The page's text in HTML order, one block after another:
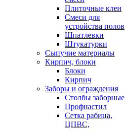
Плиточные клеи
Смеси для
устройства полов
Шпатлевки
Штукатурки
Сыпучие материалы
Кирпич, блоки
Блоки
Кирпич
Заборы и ограждения
Столбы заборные
Профнастил
Сетка рабица,
ЦПВС,